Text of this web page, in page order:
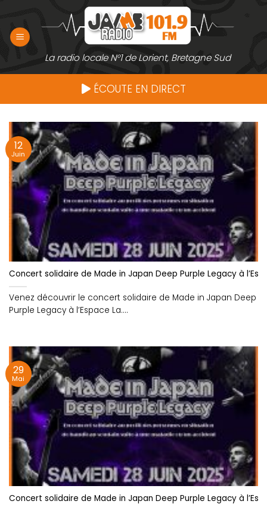
contenu
La radio locale N°1 de Lorient, Bretagne Sud
ÉCOUTE EN DIRECT
Concert solidaire de Made in Japan Deep Purple Legacy à
Venez découvrir le concert solidaire de Made in Japan Deep
Purple Legacy à l’Espace La....
12
Juin
Concert solidaire de Made in Japan Deep Purple Legacy à
29
Mai